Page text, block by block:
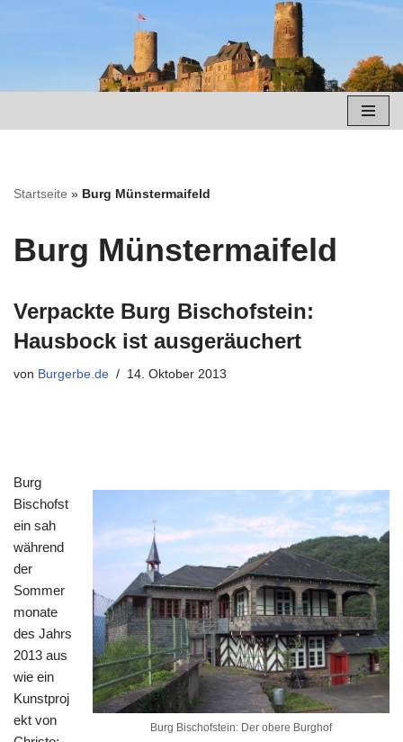
springen
Startseite » Burg Münstermaifeld
Burg Münstermaifeld
Verpackte Burg Bischofstein:
Hausbock ist ausgeräuchert
von Burgerbe.de 14. Oktober 2013
Burg Bischofstein: Der obere Burghof
Burg
Bischofst
ein sah
während
der
Sommer
monate
des Jahrs
2013 aus
wie ein
Kunstproj
ekt von